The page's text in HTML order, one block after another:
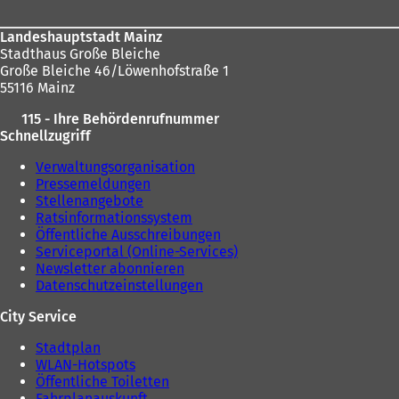
Landeshauptstadt Mainz
Stadthaus Große Bleiche
Große Bleiche 46/Löwenhofstraße 1
55116 Mainz
115 - Ihre Behördenrufnummer
Schnellzugriff
Verwaltungsorganisation
Pressemeldungen
Stellenangebote
Ratsinformationssystem
Öffentliche Ausschreibungen
Serviceportal (Online-Services)
Newsletter abonnieren
Datenschutzeinstellungen
City Service
Stadtplan
WLAN-Hotspots
Öffentliche Toiletten